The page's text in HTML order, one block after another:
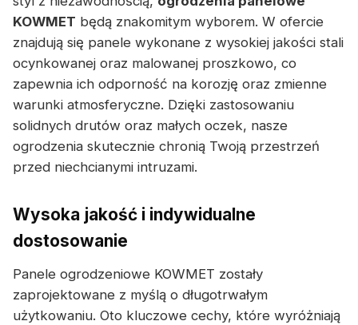
KOWMET będą znakomitym wyborem. W ofercie
znajdują się panele wykonane z wysokiej jakości stali
ocynkowanej oraz malowanej proszkowo, co
zapewnia ich odporność na korozję oraz zmienne
warunki atmosferyczne. Dzięki zastosowaniu
solidnych drutów oraz małych oczek, nasze
ogrodzenia skutecznie chronią Twoją przestrzeń
przed niechcianymi intruzami.
Wysoka jakość i indywidualne
dostosowanie
Panele ogrodzeniowe KOWMET zostały
zaprojektowane z myślą o długotrwałym
użytkowaniu. Oto kluczowe cechy, które wyróżniają